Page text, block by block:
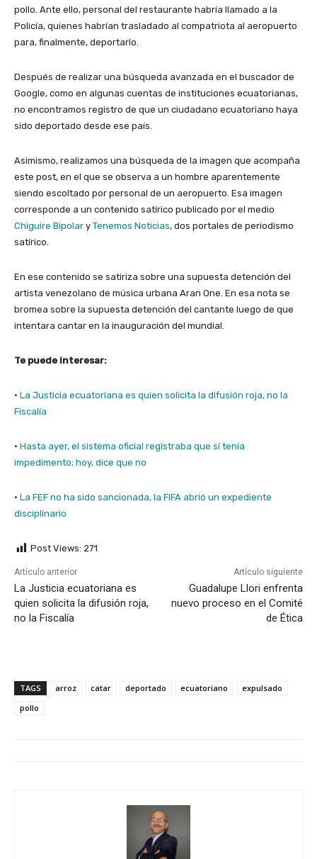
pollo. Ante ello, personal del restaurante habría llamado a la
Policía, quienes habrían trasladado al compatriota al aeropuerto
para, finalmente, deportarlo.
Después de realizar una búsqueda avanzada en el buscador de
Google, como en algunas cuentas de instituciones ecuatorianas,
no encontramos registro de que un ciudadano ecuatoriano haya
sido deportado desde ese país.
Asimismo, realizamos una búsqueda de la imagen que acompaña
este post, en el que se observa a un hombre aparentemente
siendo escoltado por personal de un aeropuerto. Esa imagen
corresponde a un contenido satírico publicado por el medio
Chiguire Bipolar y Tenemos Noticias, dos portales de periodismo
satírico.
En ese contenido se satiriza sobre una supuesta detención del
artista venezolano de música urbana Aran One. En esa nota se
bromea sobre la supuesta detención del cantante luego de que
intentara cantar en la inauguración del mundial.
Te puede interesar:
· La Justicia ecuatoriana es quien solicita la difusión roja, no la
Fiscalía
· Hasta ayer, el sistema oficial registraba que sí tenía
impedimento; hoy, dice que no
· La FEF no ha sido sancionada, la FIFA abrió un expediente
disciplinario
Post Views: 271
Artículo anterior
La Justicia ecuatoriana es
quien solicita la difusión roja,
no la Fiscalía
Artículo siguiente
Guadalupe Llori enfrenta
nuevo proceso en el Comité
de Ética
TAGS arroz catar deportado ecuatoriano
expulsado
pollo